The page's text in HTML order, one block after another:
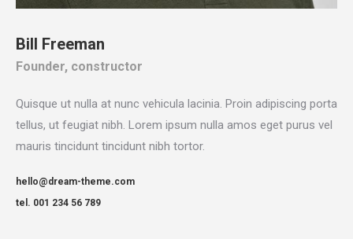
Bill Freeman
Founder, constructor
Quisque ut nulla at nunc vehicula lacinia. Proin adipiscing porta
tellus, ut feugiat nibh. Lorem ipsum nulla amos eget purus vel
mauris tincidunt tincidunt nibh tortor.
hello@dream-theme.com
tel. 001 234 56 789